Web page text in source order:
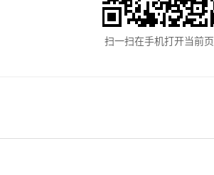
扫一扫在手机打开当前页